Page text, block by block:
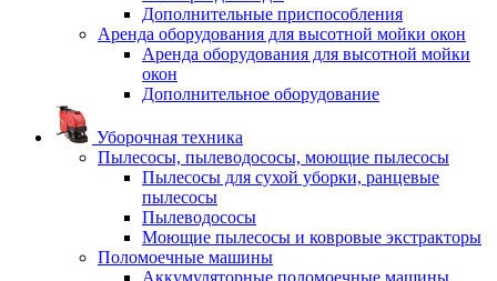
Дополнительные приспособления
Аренда оборудования для высотной мойки окон
Аренда оборудования для высотной мойки
окон
Дополнительное оборудование
Уборочная техника
Пылесосы, пылеводососы, моющие пылесосы
Пылесосы для сухой уборки, ранцевые
пылесосы
Пылеводососы
Моющие пылесосы и ковровые экстракторы
Поломоечные машины